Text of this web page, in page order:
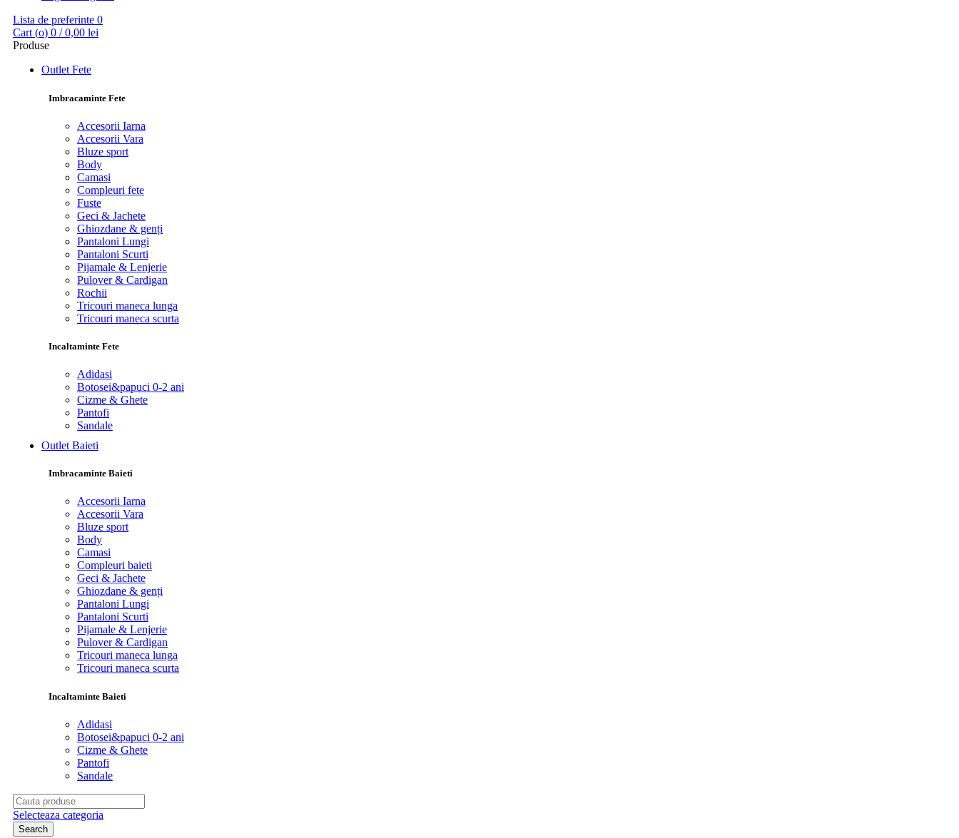
Lista de preferinte 0
Cart (o) 0 / 0,00 lei
Produse
Outlet Fete
Imbracaminte Fete
Accesorii Iarna
Accesorii Vara
Bluze sport
Body
Camasi
Compleuri fete
Fuste
Geci & Jachete
Ghiozdane & genți
Pantaloni Lungi
Pantaloni Scurti
Pijamale & Lenjerie
Pulover & Cardigan
Rochii
Tricouri maneca lunga
Tricouri maneca scurta
Incaltaminte Fete
Adidasi
Botosei&papuci 0-2 ani
Cizme & Ghete
Pantofi
Sandale
Outlet Baieti
Imbracaminte Baieti
Accesorii Iarna
Accesorii Vara
Bluze sport
Body
Camasi
Compleuri baieti
Geci & Jachete
Ghiozdane & genți
Pantaloni Lungi
Pantaloni Scurti
Pijamale & Lenjerie
Pulover & Cardigan
Tricouri maneca lunga
Tricouri maneca scurta
Incaltaminte Baieti
Adidasi
Botosei&papuci 0-2 ani
Cizme & Ghete
Pantofi
Sandale
Search
for:
Selecteaza categoria
Search